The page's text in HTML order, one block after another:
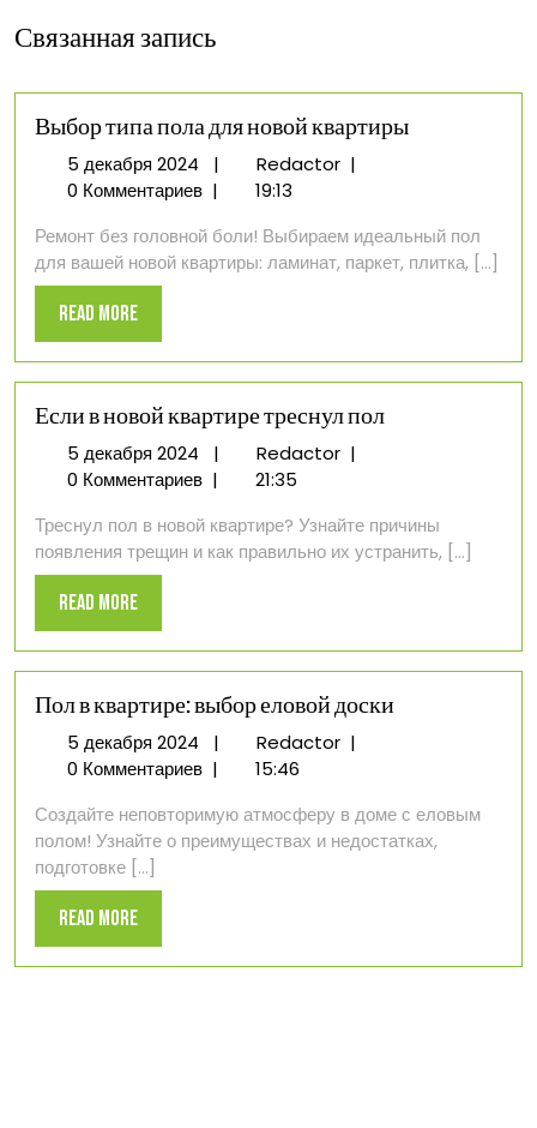
Связанная запись
Выбор типа пола для новой квартиры
5 декабря 20245
декабря
| RedactorВыбор
для
новой
|
0 Комментариев |
19:13
Ремонт без головной боли! Выбираем идеальный пол
для вашей новой квартиры: ламинат, паркет, плитка, [...]
Read MoreRead
More
Если в новой квартире треснул пол
5 декабря 20245
декабря
| RedactorЕсли
квартире
треснул
|
0 Комментариев |
21:35
Треснул пол в новой квартире? Узнайте причины
появления трещин и как правильно их устранить, [...]
Read MoreRead
More
Пол в квартире: выбор еловой доски
5 декабря 20245
декабря
| RedactorПол
выбор
еловой
|
0 Комментариев |
15:46
Создайте неповторимую атмосферу в доме с еловым
полом! Узнайте о преимуществах и недостатках,
подготовке [...]
Read MoreRead
More